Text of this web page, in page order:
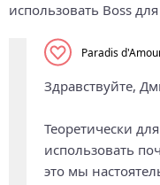
использовать Boss
Paradis
Здравствуйте,
Теоретически
использовать
это мы